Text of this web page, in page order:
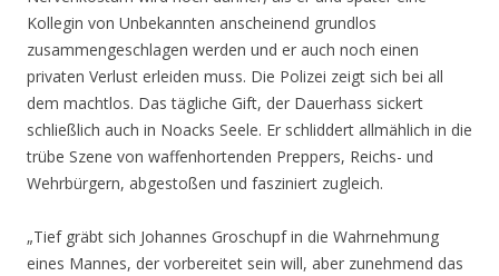
Kollegin von Unbekannten anscheinend grundlos
zusammengeschlagen werden und er auch noch einen
privaten Verlust erleiden muss. Die Polizei zeigt sich bei all
dem machtlos. Das tägliche Gift, der Dauerhass sickert
schließlich auch in Noacks Seele. Er schliddert allmählich in die
trübe Szene von waffenhortenden Preppers, Reichs- und
Wehrbürgern, abgestoßen und fasziniert zugleich.
„Tief gräbt sich Johannes Groschupf in die Wahrnehmung
eines Mannes, der vorbereitet sein will, aber zunehmend das